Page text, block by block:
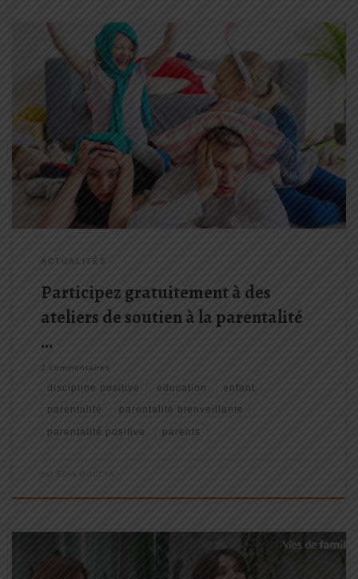
"Etre parent, ça fatigue !" Et en même temps, quand on voit la
charge à supporter, il y a de quoi se sentir fatigué(e) ou
débordé(e)...
Et si je vous disait que vous avez la possibilité de
participer gratuitement à un cycle d'ateliers de soutien à la
parentalité, cela vous intéresse ?
ACTUALITÉS
Participez gratuitement à des
ateliers de soutien à la parentalité
…
2 commentaires
discipline positive education enfant
parentalité parentalité bienveillante
parentalité positive parents
par Edna GUCCIA